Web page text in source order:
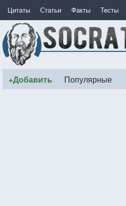
Цитаты Статьи Факты Тесты
+Добавить Популярные